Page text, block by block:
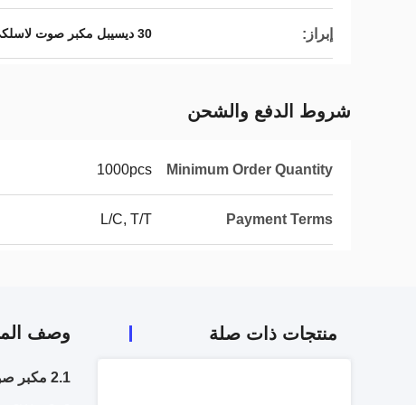
إبراز: 30 ديسيبل مكبر صوت لاسلكي متعدد الوظائف
شروط الدفع والشحن
Minimum Order Quantity
1000pcs
Payment Terms
L/C, T/T
منتجات ذات صلة وصف
2.1 مكبر صوت USB